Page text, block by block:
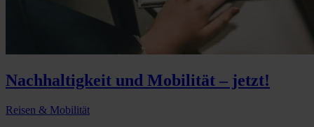
Nachhaltigkeit und Mobilität – jetzt!
Reisen & Mobilität